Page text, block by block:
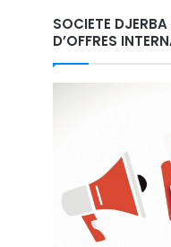
SOCIETE
D’OFFRES